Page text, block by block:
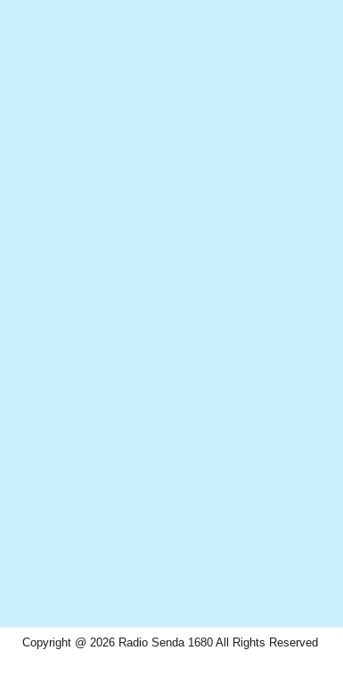
Copyright @ 2026 Radio Senda 1680 All Rights Reserved